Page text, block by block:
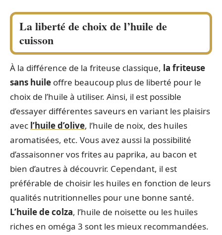
La liberté de choix de l’huile de
cuisson
À la différence de la friteuse classique, la friteuse
sans huile offre beaucoup plus de liberté pour le
choix de l’huile à utiliser. Ainsi, il est possible
d’essayer différentes saveurs en variant les plaisirs
avec l’huile d’olive, l’huile de noix, des huiles
aromatisées, etc. Vous avez aussi la possibilité
d’assaisonner vos frites au paprika, au bacon et
bien d’autres à découvrir. Cependant, il est
préférable de choisir les huiles en fonction de leurs
qualités nutritionnelles pour une bonne santé.
L’huile de colza, l’huile de noisette ou les huiles
riches en oméga 3 sont les mieux recommandées.